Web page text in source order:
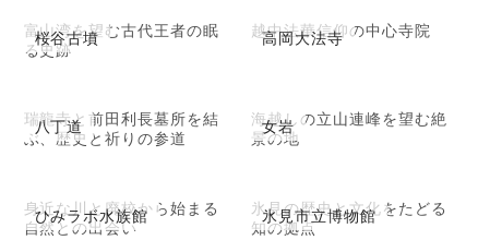
桜谷古墳
富山湾を望む古代王者の眠
る史跡
高岡大法寺
越中法華信仰の中心寺院
八丁道
瑞龍寺と前田利長墓所を結
ぶ、歴史と祈りの参道
女岩
海越しの立山連峰を望む絶
景の地
ひみラボ水族館
身近な川と廃校から始まる
自然との出会い
氷見市立博物館
氷見の歴史と文化をたどる
知の拠点